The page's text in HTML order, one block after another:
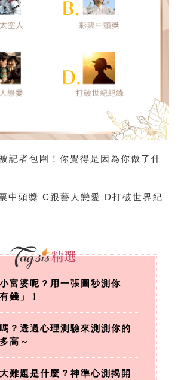
記者包圍！你覺得是因為你做了什
中頭獎 C跟藝人戀愛 D打破世界紀
富婆呢？用一張圖秒測你
錢」！
？透過心理測驗來測測你的
高～
難題是什麼？神準心測揭開